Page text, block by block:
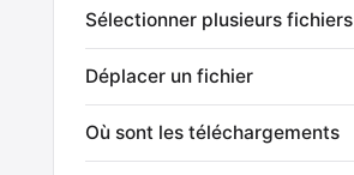
Sélectionner plusieurs fichiers
Déplacer un fichier
Où sont les téléchargements